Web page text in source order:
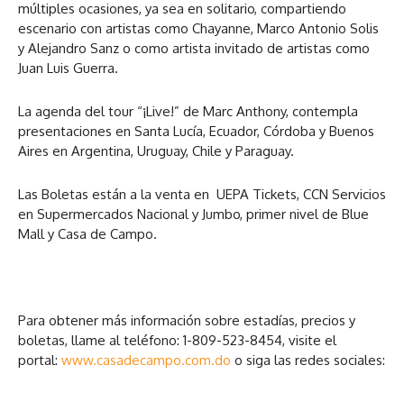
múltiples ocasiones, ya sea en solitario, compartiendo
escenario con artistas como Chayanne, Marco Antonio Solis
y Alejandro Sanz o como artista invitado de artistas como
Juan Luis Guerra.
La agenda del tour “¡Live!” de Marc Anthony, contempla
presentaciones en Santa Lucía, Ecuador, Córdoba y Buenos
Aires en Argentina, Uruguay, Chile y Paraguay.
Las Boletas están a la venta en UEPA Tickets, CCN Servicios
en Supermercados Nacional y Jumbo, primer nivel de Blue
Mall y Casa de Campo.
Para obtener más información sobre estadías, precios y
boletas, llame al teléfono: 1-809-523-8454, visite el
portal: www.casadecampo.com.do o siga las redes sociales: